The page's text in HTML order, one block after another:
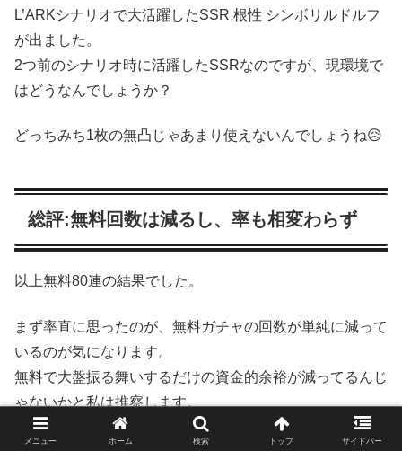
L’ARKシナリオで大活躍したSSR 根性 シンボリルドルフ
が出ました。
2つ前のシナリオ時に活躍したSSRなのですが、現環境で
はどうなんでしょうか？
どっちみち1枚の無凸じゃあまり使えないんでしょうね😥
総評:無料回数は減るし、率も相変わらず
以上無料80連の結果でした。
まず率直に思ったのが、無料ガチャの回数が単純に減って
いるのが気になります。
無料で大盤振る舞いするだけの資金的余裕が減ってるんじ
ゃないかと私は推察します。
ソシャゲはどんどん売上が落ちるのが常なので、いくらウ
メニュー ホーム 検索 トップ サイドバー